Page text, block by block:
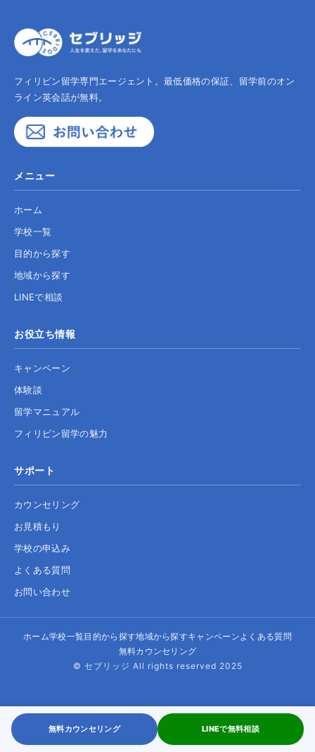
フィリピン留学専門エージェント。最低価格の保証、留学前のオン
ライン英会話が無料。
メニュー
ホーム
学校一覧
目的から探す
地域から探す
LINEで相談
お役立ち情報
キャンペーン
体験談
留学マニュアル
フィリピン留学の魅力
サポート
カウンセリング
お見積もり
学校の申込み
よくある質問
お問い合わせ
ホーム学校一覧目的から探す地域から探すキャンペーンよくある質問
無料カウンセリング
© セブリッジ All rights reserved 2025
無料カウンセリング LINEで無料相談